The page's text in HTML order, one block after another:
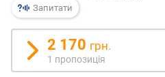
ю
г
а
(
"
Запитати
2 170 грн.
1 пропозиція